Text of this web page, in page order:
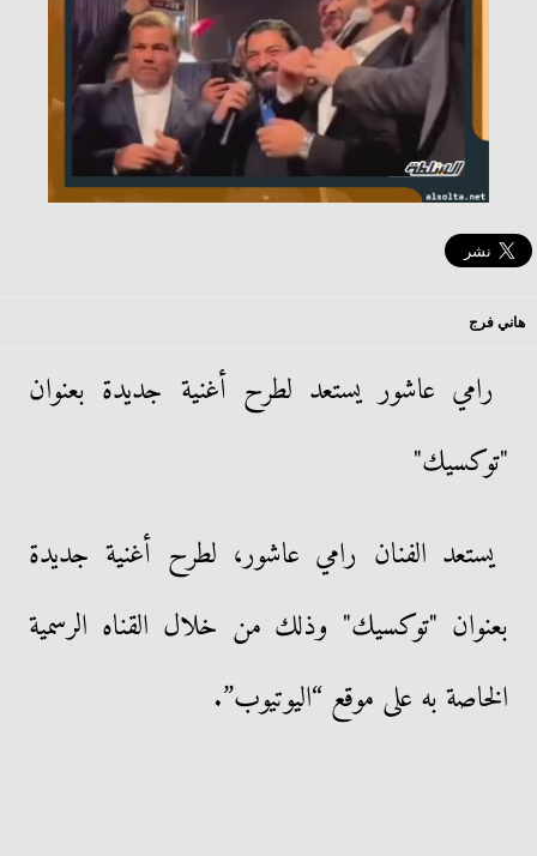
هاني فرج
رامي عاشور يستعد لطرح أغنية جديدة بعنوان
"توكسيك"
يستعد الفنان رامي عاشور، لطرح أغنية جديدة
بعنوان "توكسيك" وذلك من خلال القناه الرسمية
الخاصة به على موقع “اليوتيوب”.